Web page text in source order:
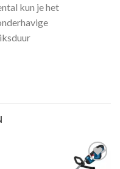
kun je het